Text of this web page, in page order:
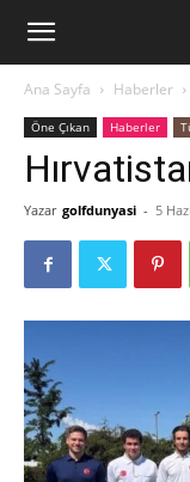
Ana Sayfa Haberler
Öne Çıkan Haberler
Yazar golfdunyasi - 5